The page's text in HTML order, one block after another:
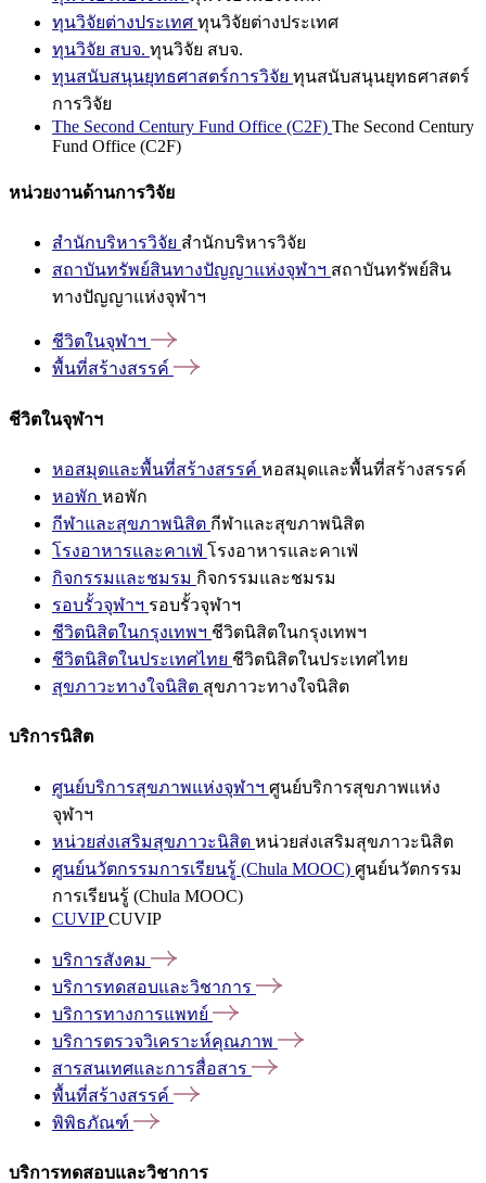
ทุนวิจัยต่างประเทศ ทุนวิจัยต่างประเทศ
ทุนวิจัย สบจ. ทุนวิจัย สบจ.
ทุนสนับสนุนยุทธศาสตร์การวิจัย ทุนสนับสนุนยุทธศาสตร์
การวิจัย
The Second Century Fund Office (C2F) The Second Century
Fund Office (C2F)
หน่วยงานด้านการวิจัย
สำนักบริหารวิจัย สำนักบริหารวิจัย
สถาบันทรัพย์สินทางปัญญาแห่งจุฬาฯ สถาบันทรัพย์สิน
ทางปัญญาแห่งจุฬาฯ
ชีวิตในจุฬาฯ
พื้นที่สร้างสรรค์
ชีวิตในจุฬาฯ
หอสมุดและพื้นที่สร้างสรรค์ หอสมุดและพื้นที่สร้างสรรค์
หอพัก หอพัก
กีฬาและสุขภาพนิสิต กีฬาและสุขภาพนิสิต
โรงอาหารและคาเฟ่ โรงอาหารและคาเฟ่
กิจกรรมและชมรม กิจกรรมและชมรม
รอบรั้วจุฬาฯ รอบรั้วจุฬาฯ
ชีวิตนิสิตในกรุงเทพฯ ชีวิตนิสิตในกรุงเทพฯ
ชีวิตนิสิตในประเทศไทย ชีวิตนิสิตในประเทศไทย
สุขภาวะทางใจนิสิต สุขภาวะทางใจนิสิต
บริการนิสิต
ศูนย์บริการสุขภาพแห่งจุฬาฯ ศูนย์บริการสุขภาพแห่ง
จุฬาฯ
หน่วยส่งเสริมสุขภาวะนิสิต หน่วยส่งเสริมสุขภาวะนิสิต
ศูนย์นวัตกรรมการเรียนรู้ (Chula MOOC) ศูนย์นวัตกรรม
การเรียนรู้ (Chula MOOC)
CUVIPCUVIP
บริการสังคม
บริการทดสอบและวิชาการ
บริการทางการแพทย์
บริการตรวจวิเคราะห์คุณภาพ
สารสนเทศและการสื่อสาร
พื้นที่สร้างสรรค์
พิพิธภัณฑ์
บริการทดสอบและวิชาการ